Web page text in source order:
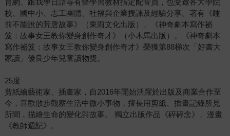
育網、跟我學日語等有聲學習教材指定配音員，也受邀各大學院
校、國中小、志工團體、社福與企業授課及經驗分享。著有《睡
前不能說的荒唐故事》（東雨文化出版）、《神奇劇本寫作祕
笈：故事女王教你變身創作奇才》（小木馬出版）。《神奇劇本
寫作祕笈：故事女王教你變身創作奇才》榮獲第88梯次「好書大
家讀」優良少年兒童讀物獎。
25度
剪紙繪藝術家、插畫家，自2016年開始活躍於出版及商業合作至
今，喜歡散步觀察生活中微小事物，擅長用剪紙、插畫記錄所見
所聞，描繪生命的變化與故事。 獨立出版作品《碎碎念》、漫畫
《教師週記》。